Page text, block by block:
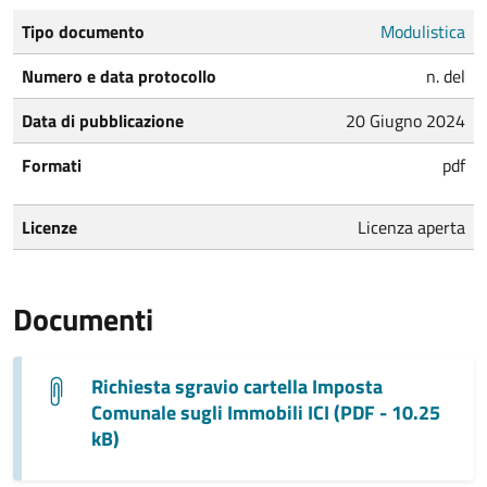
Tipo documento
Modulistica
Numero e data protocollo
n. del
Data di pubblicazione
20 Giugno 2024
Formati
pdf
Licenze Licenza aperta
Documenti
Richiesta sgravio cartella Imposta
Comunale sugli Immobili ICI (PDF - 10.25
kB)